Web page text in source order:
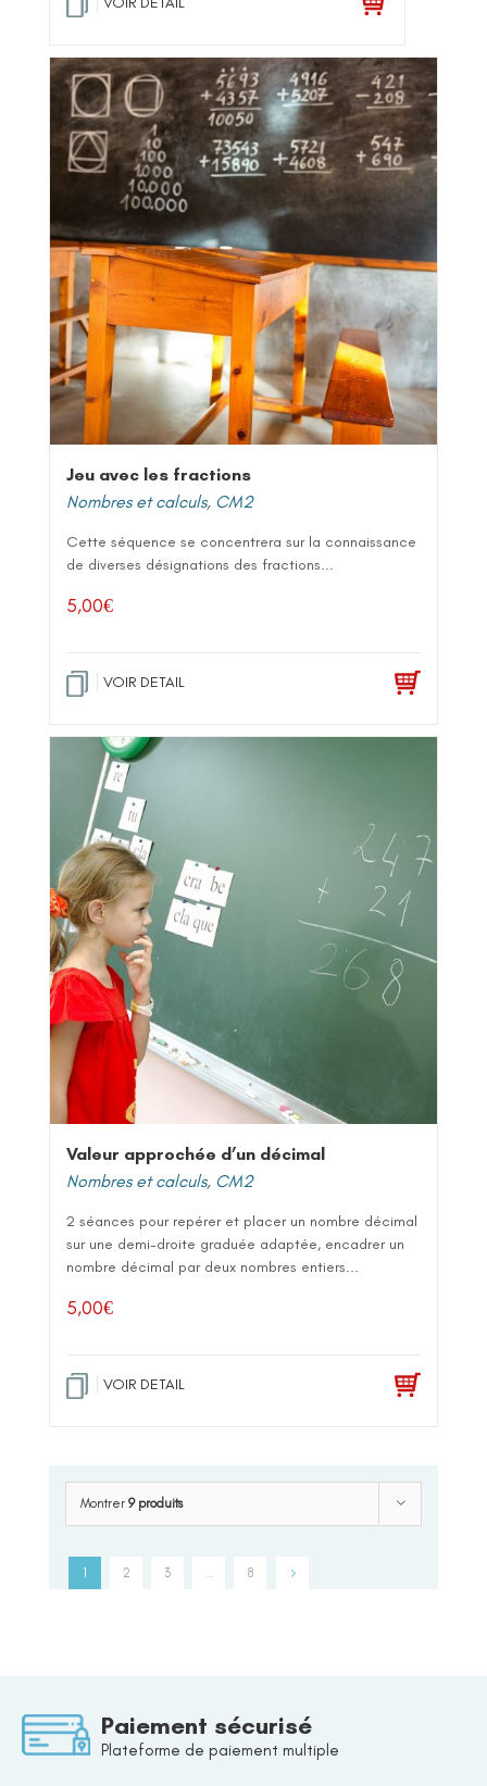
Jeu avec les fractions
Nombres et calculs, CM2
Cette séquence se concentrera sur la connaissance
de diverses désignations des fractions...
5,00€
VOIR DETAIL
Valeur approchée d’un décimal
Nombres et calculs, CM2
2 séances pour repérer et placer un nombre décimal
sur une demi-droite graduée adaptée, encadrer un
nombre décimal par deux nombres entiers...
5,00€
VOIR DETAIL
Montrer 9 produits
1 2 3 8
Paiement sécurisé
Plateforme de paiement multiple